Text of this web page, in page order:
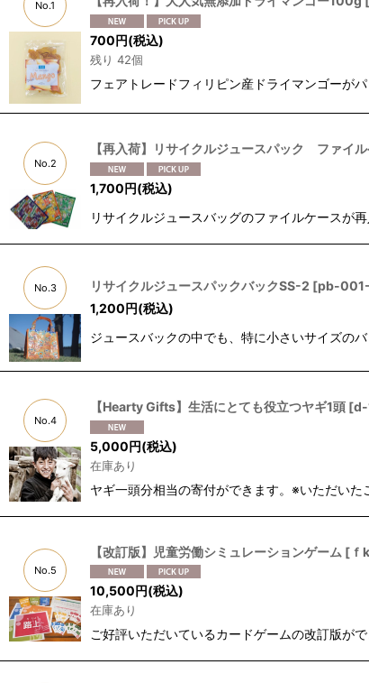
No.1
700円(税込)
残り 42個
フェアトレードフィリピン産ドライマンゴーが
No.2
【再入荷】リサイクルジュースパック ファイ
1,700円(税込)
リサイクルジュースバッグのファイルケースが
No.3 リサイクルジュースパックバックSS-2 [pb-
1,200 円(税込)
ジュースバックの中でも、特に小さいサイズの
No.4
【Hearty Gifts】生活にとても役立つヤギ1頭 [d-
5,000円(税込)
在庫あり
ヤギ一頭分相当の寄付ができます。※いただい
No.5
【改訂版】児童労働シミュレーションゲーム [
10,500円(税込)
在庫あり
ご好評いただいているカードゲームの改訂版が